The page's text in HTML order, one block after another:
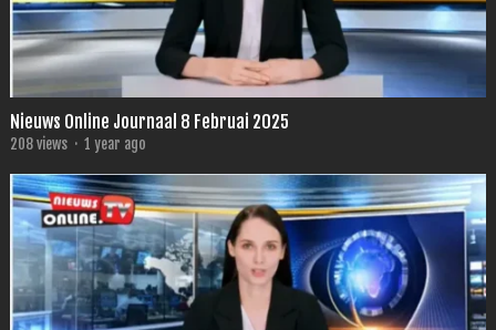
Nieuws Online Journaal 8 Februai 2025
208views · 1 year ago